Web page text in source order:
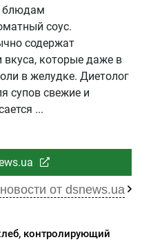
блюдам
соус.
содержат
вкуса, которые даже в
в желудке. Диетолог
супов свежие и
от dsnews.ua
контролирующий